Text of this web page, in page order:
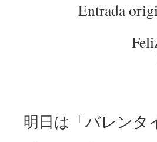
Entrada
明日は「バレンタ